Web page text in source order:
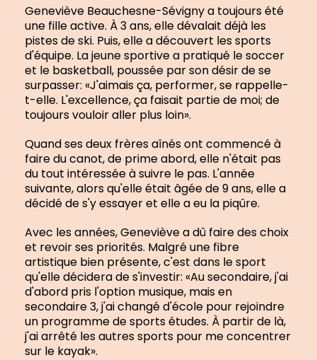
Geneviève Beauchesne-Sévigny a toujours été
une fille active. À 3 ans, elle dévalait déjà les
pistes de ski. Puis, elle a découvert les sports
d'équipe. La jeune sportive a pratiqué le soccer
et le basketball, poussée par son désir de se
surpasser: «J'aimais ça, performer, se rappelle-
t-elle. L'excellence, ça faisait partie de moi; de
toujours vouloir aller plus loin».
Quand ses deux frères aînés ont commencé à
faire du canot, de prime abord, elle n'était pas
du tout intéressée à suivre le pas. L'année
suivante, alors qu'elle était âgée de 9 ans, elle a
décidé de s'y essayer et elle a eu la piqûre.
Avec les années, Geneviève a dû faire des choix
et revoir ses priorités. Malgré une fibre
artistique bien présente, c'est dans le sport
qu'elle décidera de s'investir: «Au secondaire, j'ai
d'abord pris l'option musique, mais en
secondaire 3, j'ai changé d'école pour rejoindre
un programme de sports études. À partir de là,
j'ai arrêté les autres sports pour me concentrer
sur le kayak».